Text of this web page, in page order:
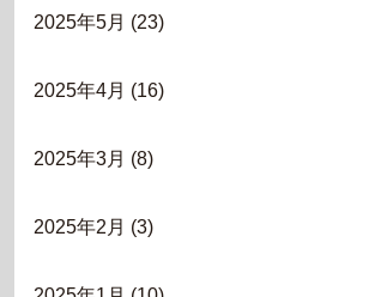
2025年5月 (23)
2025年4月 (16)
2025年3月 (8)
2025年2月 (3)